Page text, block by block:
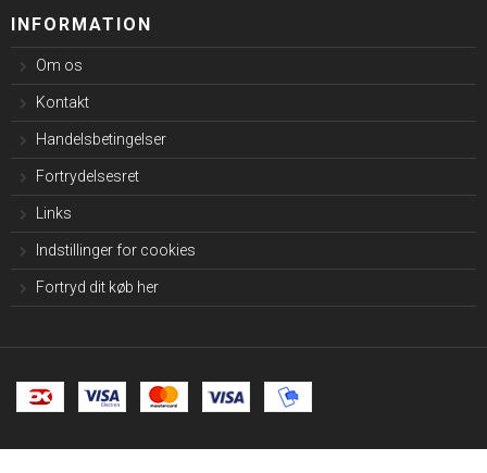
INFORMATION
Om os
Kontakt
Handelsbetingelser
Fortrydelsesret
Links
Indstillinger for cookies
Fortryd dit køb her